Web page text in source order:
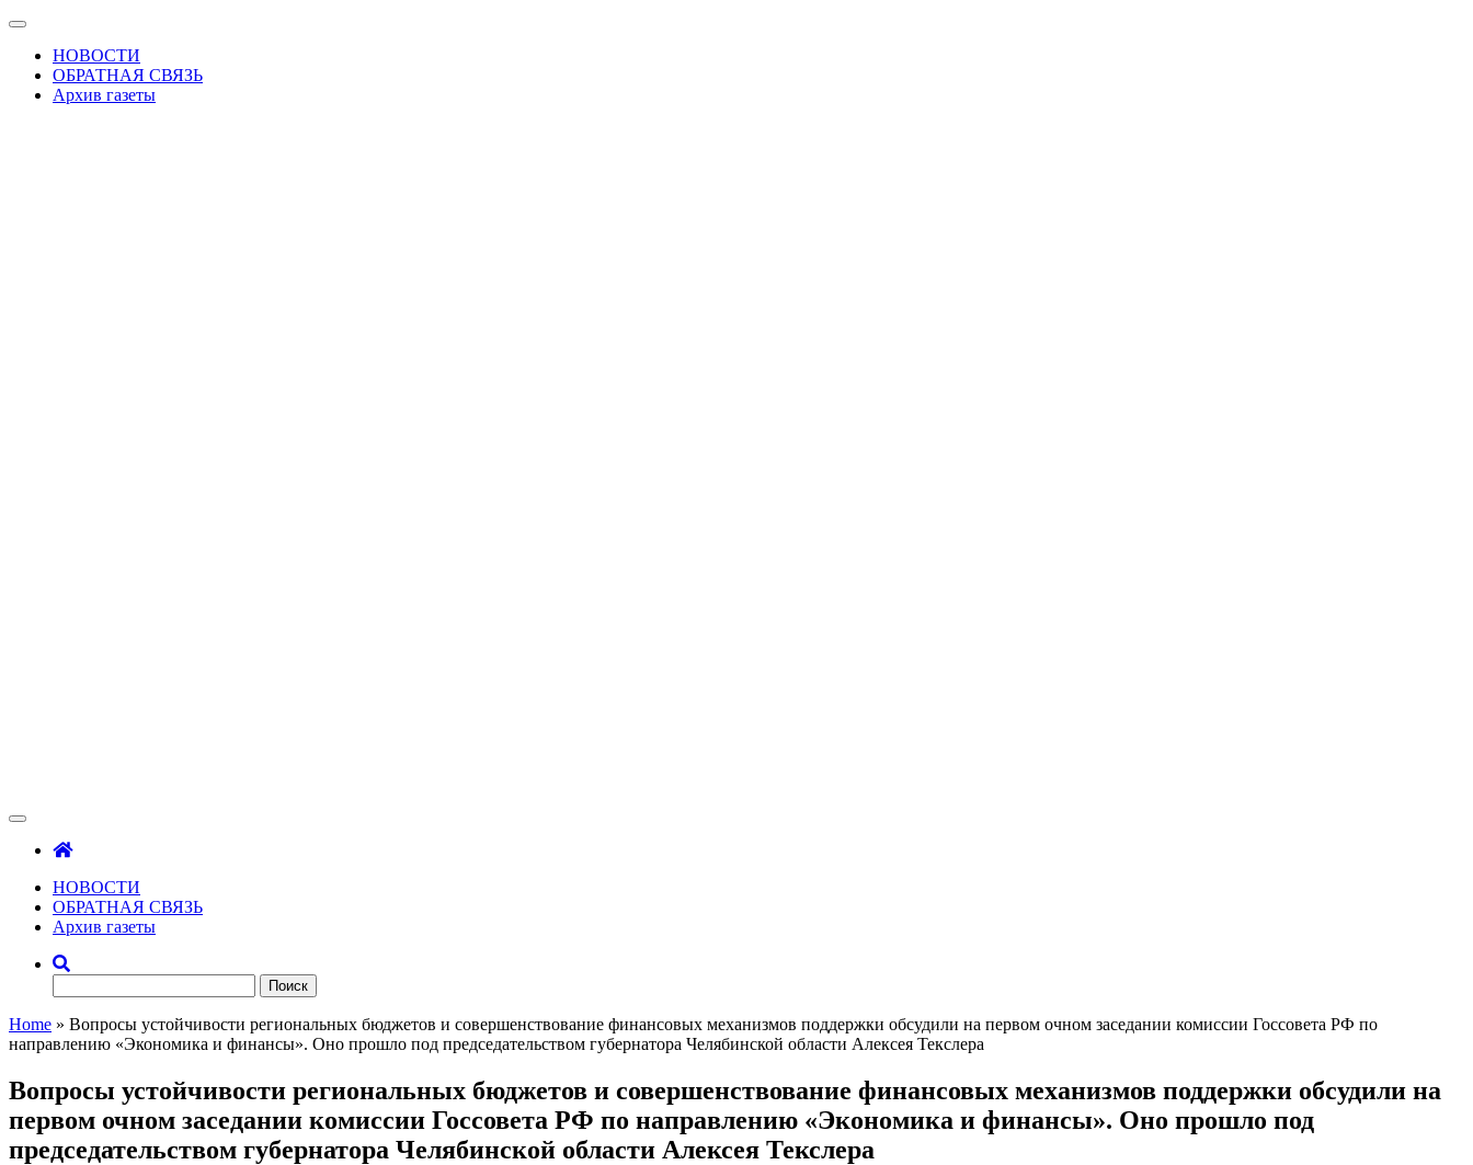
Skip
content
Показать/
Скрыть
навигацию
НОВОСТИ
ОБРАТНАЯ СВЯЗЬ
Архив газеты
НОВОСТИ
ОБРАТНАЯ СВЯЗЬ
Архив газеты
Home » Вопросы устойчивости региональных бюджетов и совершенствование финансовых механизмов поддержки обсудили на первом очном заседании комиссии Госсовета РФ по
направлению «Экономика и финансы». Оно прошло под председательством губернатора Челябинской области Алексея Текслера
Вопросы устойчивости региональных бюджетов и совершенствование финансовых механизмов поддержки обсудили на
первом очном заседании комиссии Госсовета РФ по направлению «Экономика и финансы». Оно прошло под
председательством губернатора Челябинской области Алексея Текслера